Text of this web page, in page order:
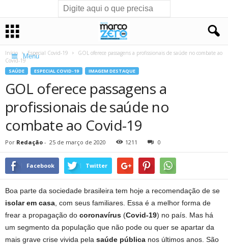
Menu
Início Especial Covid-19
GOL oferece passagens a profissionais de saúde no combate ao
Covid-19
SAÚDE ESPECIAL COVID-19 IMAGEM DESTAQUE
GOL oferece passagens a
profissionais de saúde no
combate ao Covid-19
Por Redação - 25 de março de 2020 1211 0
Facebook Twitter
Boa parte da sociedade brasileira tem hoje a recomendação de se
isolar em casa , com seus familiares. Essa é a melhor forma de
frear a propagação do coronavírus (Covid-19) no país. Mas há
um segmento da população que não pode ou quer se apartar da
mais grave crise vivida pela saúde pública nos últimos anos. São